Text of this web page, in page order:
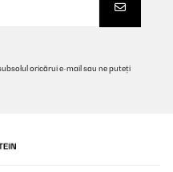
bestellt und finde ihn mega
und beim Versuch ihn zu öffnen
oricărui e-mail sau ne puteți